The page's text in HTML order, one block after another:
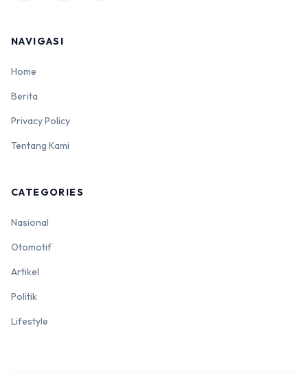
NAVIGASI
Home
Berita
Privacy Policy
Tentang Kami
CATEGORIES
Nasional
Otomotif
Artikel
Politik
Lifestyle